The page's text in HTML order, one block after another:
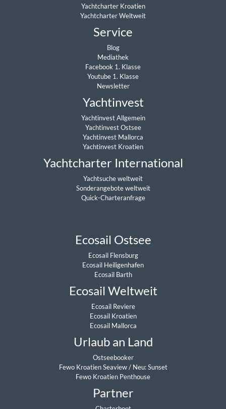
Yachtcharter Kroatien
Yachtcharter Weltweit
Service
Blog
Mediathek
Facebook 1. Klasse
Youtube 1. Klasse
Newsletter
Yachtinvest
Yachtinvest Allgemein
Yachtinvest Ostsee
Yachtinvest Mallorca
Yachtinvest Kroatien
Yachtcharter International
Yachtsuche weltweit
Sonderangebote weltweit
Quick-Charteranfrage
Ecosail Ostsee
Ecosail Flensburg
Ecosail Heiligenhafen
Ecosail Barth
Ecosail Weltweit
Ecosail Reviere
Ecosail Kroatien
Ecosail Mallorca
Urlaub an Land
Ostseebooker
Fewo Kroatien Seaview/ Neu: Sunset
Fewo Kroatien Penthouse
Partner